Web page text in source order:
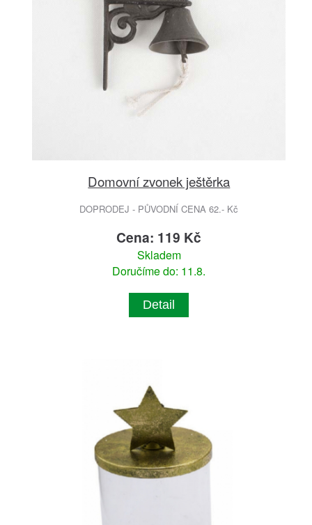
Domovní zvonek ještěrka
DOPRODEJ - PŮVODNÍ CENA 62.- Kč
Cena: 119 Kč
Skladem
Doručíme do: 11.8.
Detail